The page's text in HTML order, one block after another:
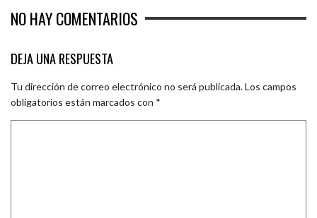
NO HAY COMENTARIOS
DEJA UNA RESPUESTA
Tu dirección de correo electrónico no será publicada.Los campos
obligatorios están marcados con *